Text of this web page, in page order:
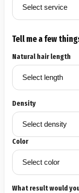
Tell me a few
Natural hair length
Density
Color
What result would